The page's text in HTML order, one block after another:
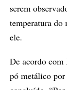
serem
temperatura
ele.
De acordo com
pó metálico por